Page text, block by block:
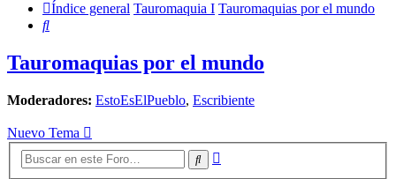
Índice general Tauromaquia I Tauromaquias por el mundo
Buscar
Tauromaquias por el mundo
Moderadores: EstoEsElPueblo, Escribiente
Nuevo Tema
Buscar